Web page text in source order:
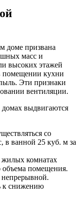
доме призвана
масс и
высоких этажей
помещении кухни
Эти признаки
вентиляции.
выдвигаются
со
в ванной 25 куб. м за
жилых комнатах
объема помещения.
к снижению